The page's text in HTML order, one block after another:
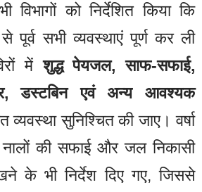
को निर्देशित किया कि
से पूर्व सभी व्यवस्थाएं पूर्ण कर ली
मेंशुद्ध पेयजल, साफ-सफाई,
डस्टबिन एवं अन्य आवश्यक
सुनिश्चित की जाए। वर्षा
की सफाई और जल निकासी
के भी निर्देश दिए गए, जिससे